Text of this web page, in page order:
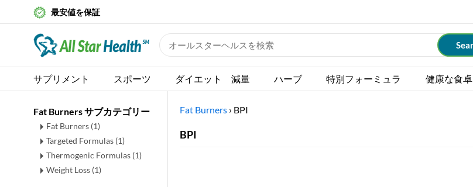
最安値を保証
サプリメント スポーツ ダイエット 減量 ハーブ 特別フォーミュラ 健康な食卓
Fat Burners サブカテゴリー
Fat Burners (1)
Targeted Formulas (1)
Thermogenic Formulas (1)
Weight Loss (1)
Fat Burners › BPI
BPI